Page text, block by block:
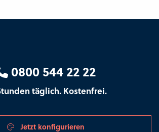
0800 544 22 22
täglich. Kostenfrei.
Jetzt konfigurieren